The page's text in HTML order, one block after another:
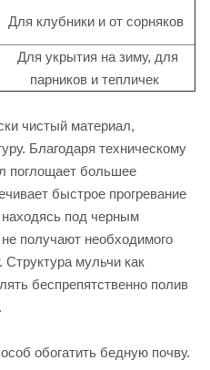
Для клубники и от сорняков
Для укрытия на зиму, для
парников и тепличек
чистый материал,
Благодаря техническому
поглощает большее
быстрое прогревание
под черным
получают необходимого
Структура мульчи как
беспрепятственно полив
обогатить бедную почву.